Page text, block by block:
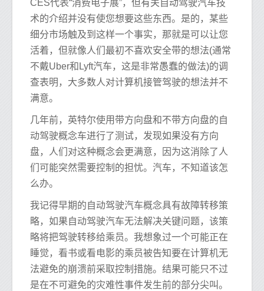
CES代表“消费电子展”，但有关自动驾驶汽车技
术的介绍并没有使您想要这些东西。是的，某些
细分市场触及到这样一个事实，那就是可以让您
活着，但就像人们最初不喜欢安全带的想法(通常
不戴Uber和Lyft汽车，这是非常愚蠢的做法)的调
查表明，大多数人对计算机接管驾驶的想法并不
满意。
几年前，英特尔使用带方向盘和不带方向盘的自
动驾驶概念车进行了测试，发现如果没有方向
盘，人们对这种概念会更满意，因为这消除了人
们可能突然需要控制的担忧。汽车，不知道该怎
么办。
我记得早期的自动驾驶汽车概念具有故障转移策
略，如果自动驾驶汽车无法解决关键问题，该策
略将把驾驶转移给乘员。我想象过一个可能正在
睡觉，看书或看电影的乘员被告知要在计算机无
法避免的崩溃前采取控制措施。结果可能只不过
是在不可避免的灾难性事件发生前的部分尖叫。